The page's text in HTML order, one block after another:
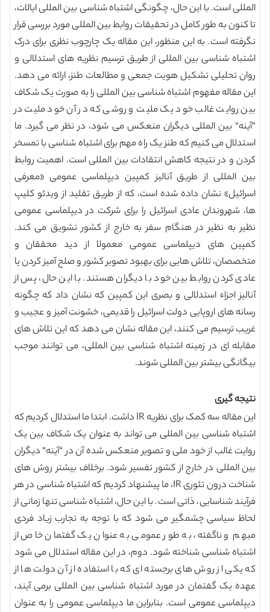
المللی است. با این حال، چگونگی اشتباه شناسی بین المللی ایالات،
تا کنون به طور کامل در تحقیقات روابط بین المللی مورد بررسی قرار
نگرفته است. به این منظور، این مقاله یک چارچوب نظری برای درک
اشتباه شناسی بین المللی از طریق ترسیم نظریه های استدلالی و
روان تحلیلی تشکیل هویت جمعی و مطالعات طنز، ارائه می دهد.
این مقاله مفهوم اشتباه شناسی بین المللی را به صورت یک شکاف
بین روایت غالب خود یک ملیت و روشی که در آن خود ملیت در
“آینه” بین المللی دیگران منعکس می شود، در نظر می گیرد. ما
استدلال می کنیم که طنز یک راه مهم برای اشتباه شناسی با تمسخر
کردن و در نتیجه کاهش انتقادات بین المللی است. اهمیت روابط
بین المللی از طریق آنالیز کمپین دیپلماسی عمومی «معرفی
اسرائیل» نشان داده شده است، که از طریق تقلید از ویدئو کلیپ
ها، شهروندان عادی اسرائیل را برای شرکت در دیپلماسی عمومی
نظیر به نظیر در هنگام سفر به خارج از کشور تشویق می کند.
کمپین های دیپلماسی عمومی معمولا از دید محققان و
متخصصان، تلاش هایی برای بهبود تصویر کشور و صلح آمیز کردن یا
عادی کردن روابط بین خود با دیگران هستند. با این حال، پس از
آنالیز اجزاء استدلالی و بصری این کمپین که نشان داد که چگونه
رسانه های اروپایی دولت اسرائیل را قدیمی، خشونت آمیز و عجیب و
غریب ترسیم می کنند، این مقاله نشان می دهد که این تلاش های
مقابله ای در زمینه اشتباه شناسی بین المللی، می توانند موجب
بیگانگی بیشتر بین المللی شوند.
نتیجه گیری
این مقاله سه کمک برای نظریه IR داشت. ابتدا ما استدلال کردیم که
اشتباه شناسی بین المللی می تواند به عنوان یک شکاف بین یک
روایت غالب از خود ملی و تصویر منعکس شده آن در “آینه” دیگران
بین المللی در خارج از کشور تفسیر شود. برخلاف بیشتر روش های
شناخت درون تئوری IR، ما پیشنهاد کردیم که اشتباه شناسی در هر
فرآیند شناسایی، ذاتی است. با این حال، اشتباه شناسی تنها زمانی از
لحاظ سیاسی چشمگیر می شود که با توجه به تجارب زیاد فردی
مبهم و ناگفته، به طور عمومی به عنوان یک گفتمان خاص از
اشتباه شناسی شناخته شود. دوم، در این مقاله استدلال می شود
که یکی از روش های برجسته ای که با استفاده از آن دولت ها از
عهده یک گفتمان در مورد اشتباه شناسی بین المللی برمی آیند،
دیپلماسی عمومی است. بنابراین ما دیپلماسی عمومی را به عنوان